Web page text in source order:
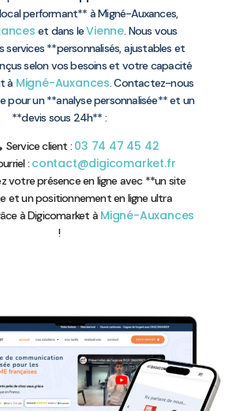
performant** à Migné-Auxances,
et dans leVienne. Nous vous
services **personnalisés, ajustables et
selon vos besoins et votre capacité
à Migné-Auxances. Contactez-nous
pour un **analyse personnalisée** et un
**devis sous 24h** :
Service client : 03 74 47 45 42
: contact@digicomarket.fr
votre présence en ligne avec **un site
et un positionnement en ligne ultra
à Digicomarket à Migné-Auxances
!